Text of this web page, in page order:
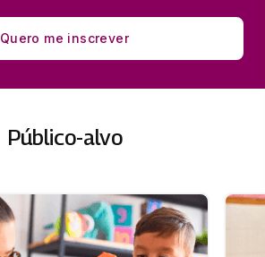
Quero me inscrever
Público-alvo